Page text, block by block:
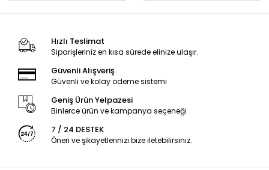
Hızlı Teslimat
Siparişleriniz en kısa sürede elinize ulaşır.
Güvenli Alışveriş
Güvenli ve kolay ödeme sistemi
Geniş Ürün Yelpazesi
Binlerce ürün ve kampanya seçeneği
7 / 24 DESTEK
Öneri ve şikayetlerinizi bize iletebilirsiniz.